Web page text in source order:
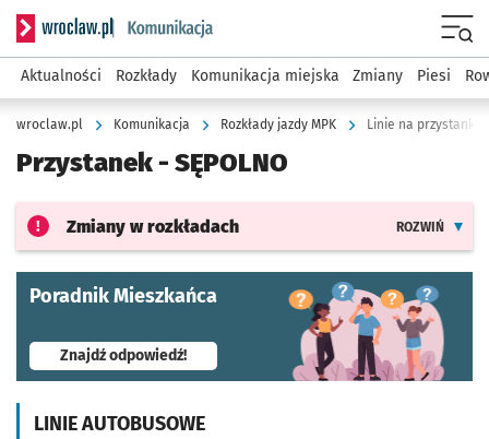
Serwis informacyjny wroclaw.pl podserwis: Komunikacja
Aktualności Rozkłady Komunikacja miejska Zmiany Piesi
wroclaw.pl Komunikacja Rozkłady jazdy MPK Linie na przystanku
Przystanek - SĘPOLNO
Zmiany w rozkładach ROZWIŃ
Poradnik Mieszkańca
Znajdź odpowiedź!- otworzy się w nowej karcie
LINIE AUTOBUSOWE